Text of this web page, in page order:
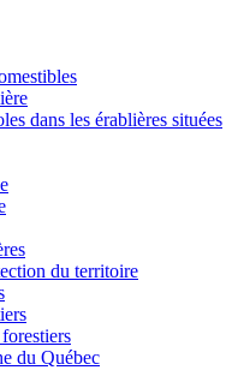
dans les érablières situées
du territoire
du Québec